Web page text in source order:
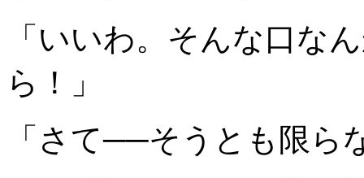
「いいわ。そんな口な
ら！」
「さて──そうとも限ら